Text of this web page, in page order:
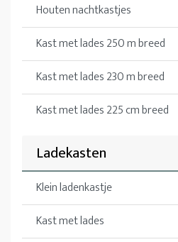
Houten nachtkastjes
Kast met lades 250 m breed
Kast met lades 230 m breed
Kast met lades 225 cm breed
Ladekasten
Klein ladenkastje
Kast met lades